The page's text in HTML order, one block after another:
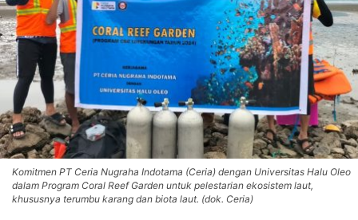
Komitmen PT Ceria Nugraha Indotama (Ceria) dengan Universitas Halu Oleo
dalam Program Coral Reef Garden untuk pelestarian ekosistem laut,
khususnya terumbu karang dan biota laut. (dok. Ceria)